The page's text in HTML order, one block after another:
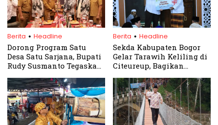
Berita . Headline
Dorong Program Satu
Desa Satu Sarjana, Bupati
Rudy Susmanto Tegaskan
Pendidikan
Berita . Headline
Sekda Kabupaten Bogor
Gelar Tarawih Keliling di
Citeureup, Bagikan